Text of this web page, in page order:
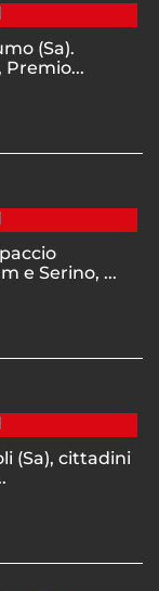
(Sa).
Premio...
e Serino, ...
(Sa), cittadini